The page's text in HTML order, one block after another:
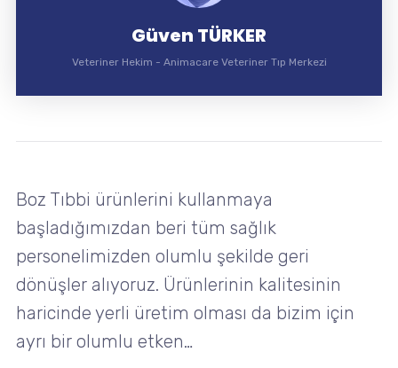
Güven TÜRKER
Veteriner Hekim - Animacare Veteriner Tıp Merkezi
Boz Tıbbi ürünlerini kullanmaya
başladığımızdan beri tüm sağlık
personelimizden olumlu şekilde geri
dönüşler alıyoruz. Ürünlerinin kalitesinin
haricinde yerli üretim olması da bizim için
ayrı bir olumlu etken…